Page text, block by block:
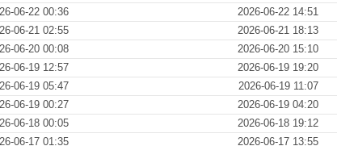
06-22 00:36 2026-06-22 14:51
06-21 02:55 2026-06-21 18:13
06-20 00:08 2026-06-20 15:10
06-19 12:57 2026-06-19 19:20
06-19 05:47 2026-06-19 11:07
06-19 00:27 2026-06-19 04:20
06-18 00:05 2026-06-18 19:12
06-17 01:35 2026-06-17 13:55